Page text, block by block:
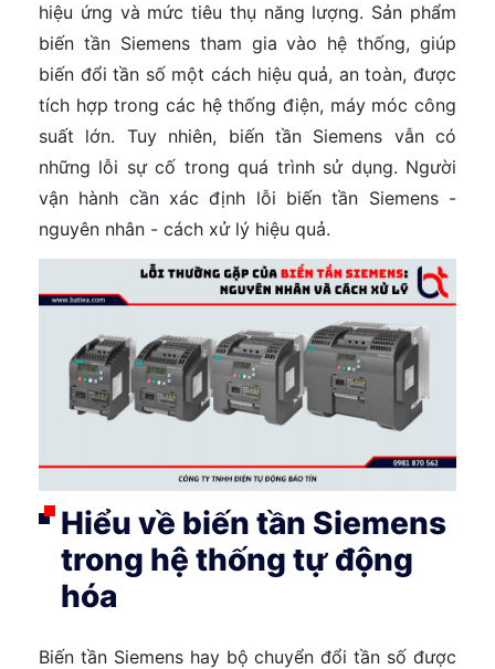
hiệu ứng và mức tiêu thụ năng lượng. Sản phẩm
biến tần Siemens tham gia vào hệ thống, giúp
biến đổi tần số một cách hiệu quả, an toàn, được
tích hợp trong các hệ thống điện, máy móc công
suất lớn. Tuy nhiên, biến tần Siemens vẫn có
những lỗi sự cố trong quá trình sử dụng. Người
vận hành cần xác định lỗi biến tần Siemens -
nguyên nhân - cách xử lý hiệu quả.
Hiểu về biến tần Siemens
trong hệ thống tự động
hóa
Biến tần Siemens hay bộ chuyển đổi tần số được